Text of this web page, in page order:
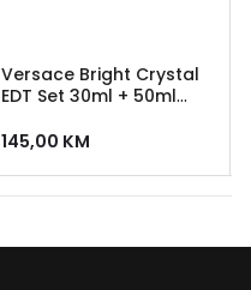
Versace Bright Crystal
EDT Set 30ml + 50ml
145,00 KM